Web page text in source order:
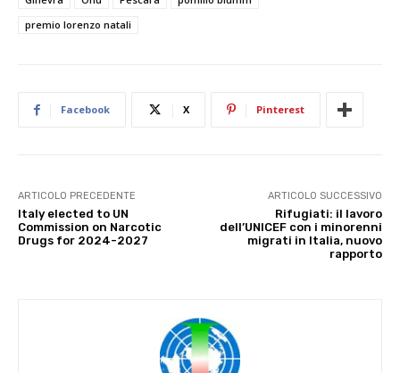
premio lorenzo natali
Facebook X Pinterest
ARTICOLO PRECEDENTE
Italy elected to UN
Commission on Narcotic
Drugs for 2024-2027
ARTICOLO SUCCESSIVO
Rifugiati: il lavoro
dell’UNICEF con i minorenni
migrati in Italia, nuovo
rapporto